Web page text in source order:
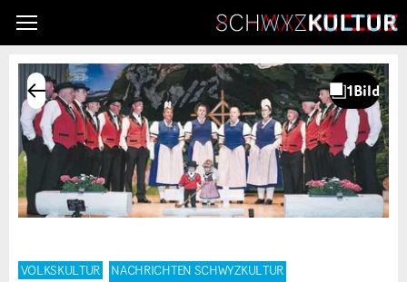
VOLKSKULTUR NACHRICHTEN SCHWYZKULTUR